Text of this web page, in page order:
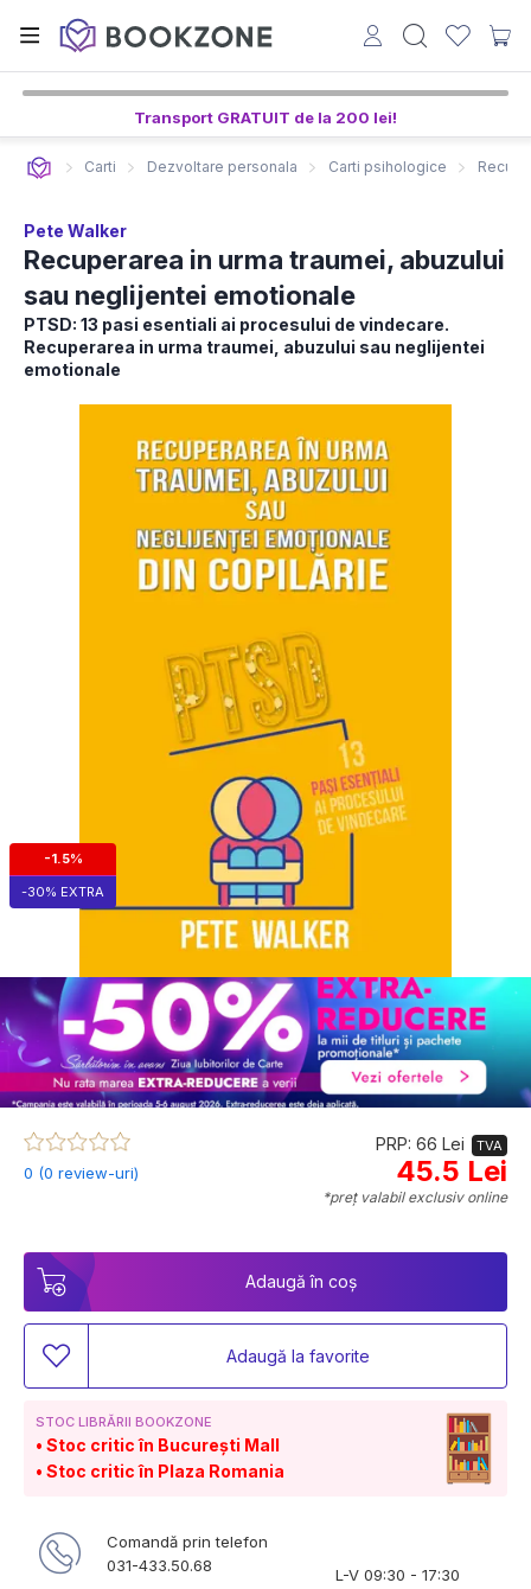
Transport GRATUIT de la 200 lei!
Carti Dezvoltare personala Carti psihologice
Pete Walker
Recuperarea in urma traumei, abuzului
sau neglijentei emotionale
PTSD: 13 pasi esentiali ai procesului de vindecare.
Recuperarea in urma traumei, abuzului sau neglijentei
emotionale
-1.5%
-30% EXTRA
0 (0 review-uri)
PRP: 66 Lei TVA
45.5 Lei
*preț valabil exclusiv online
Adaugă în coș
Adaugă la favorite
STOC LIBRĂRII BOOKZONE
Stoc critic în București Mall
Stoc critic în Plaza Romania
Comandă prin telefon
031-433.50.68
L-V 09:30 - 17:30